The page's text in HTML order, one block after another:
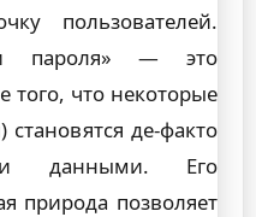
пользователей.
пароля» — это
того, что некоторые
де-факто
данными. Его
природа позволяет